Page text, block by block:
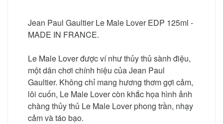
Jean Paul Gaultier Le Male Lover EDP 125ml -
MADE IN FRANCE.
Le Male Lover được ví như thủy thủ sành điệu,
một dân chơi chính hiệu của Jean Paul
Gaultier. Không chỉ mang hương thơm gợi cảm,
lôi cuốn, Le Male Lover còn khắc họa hình ảnh
chàng thủy thủ Le Male Lover phong trần, nhạy
cảm và táo bạo.